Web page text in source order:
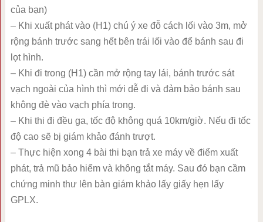
của bạn)
– Khi xuất phát vào (H1) chú ý xe đỗ cách lối vào 3m, mở
rộng bánh trước sang hết bên trái lối vào để bánh sau đi
lọt hình.
– Khi đi trong (H1) cần mở rộng tay lái, bánh trước sát
vạch ngoài của hình thì mới dễ đi và đảm bảo bánh sau
không đè vào vạch phía trong.
– Khi thi đi đều ga, tốc độ không quá 10km/giờ. Nếu đi tốc
độ cao sẽ bị giám khảo đánh trượt.
– Thực hiện xong 4 bài thi bạn trả xe máy về điểm xuất
phát, trả mũ bảo hiểm và không tắt máy. Sau đó bạn cầm
chứng minh thư lên bàn giám khảo lấy giấy hẹn lấy
GPLX.